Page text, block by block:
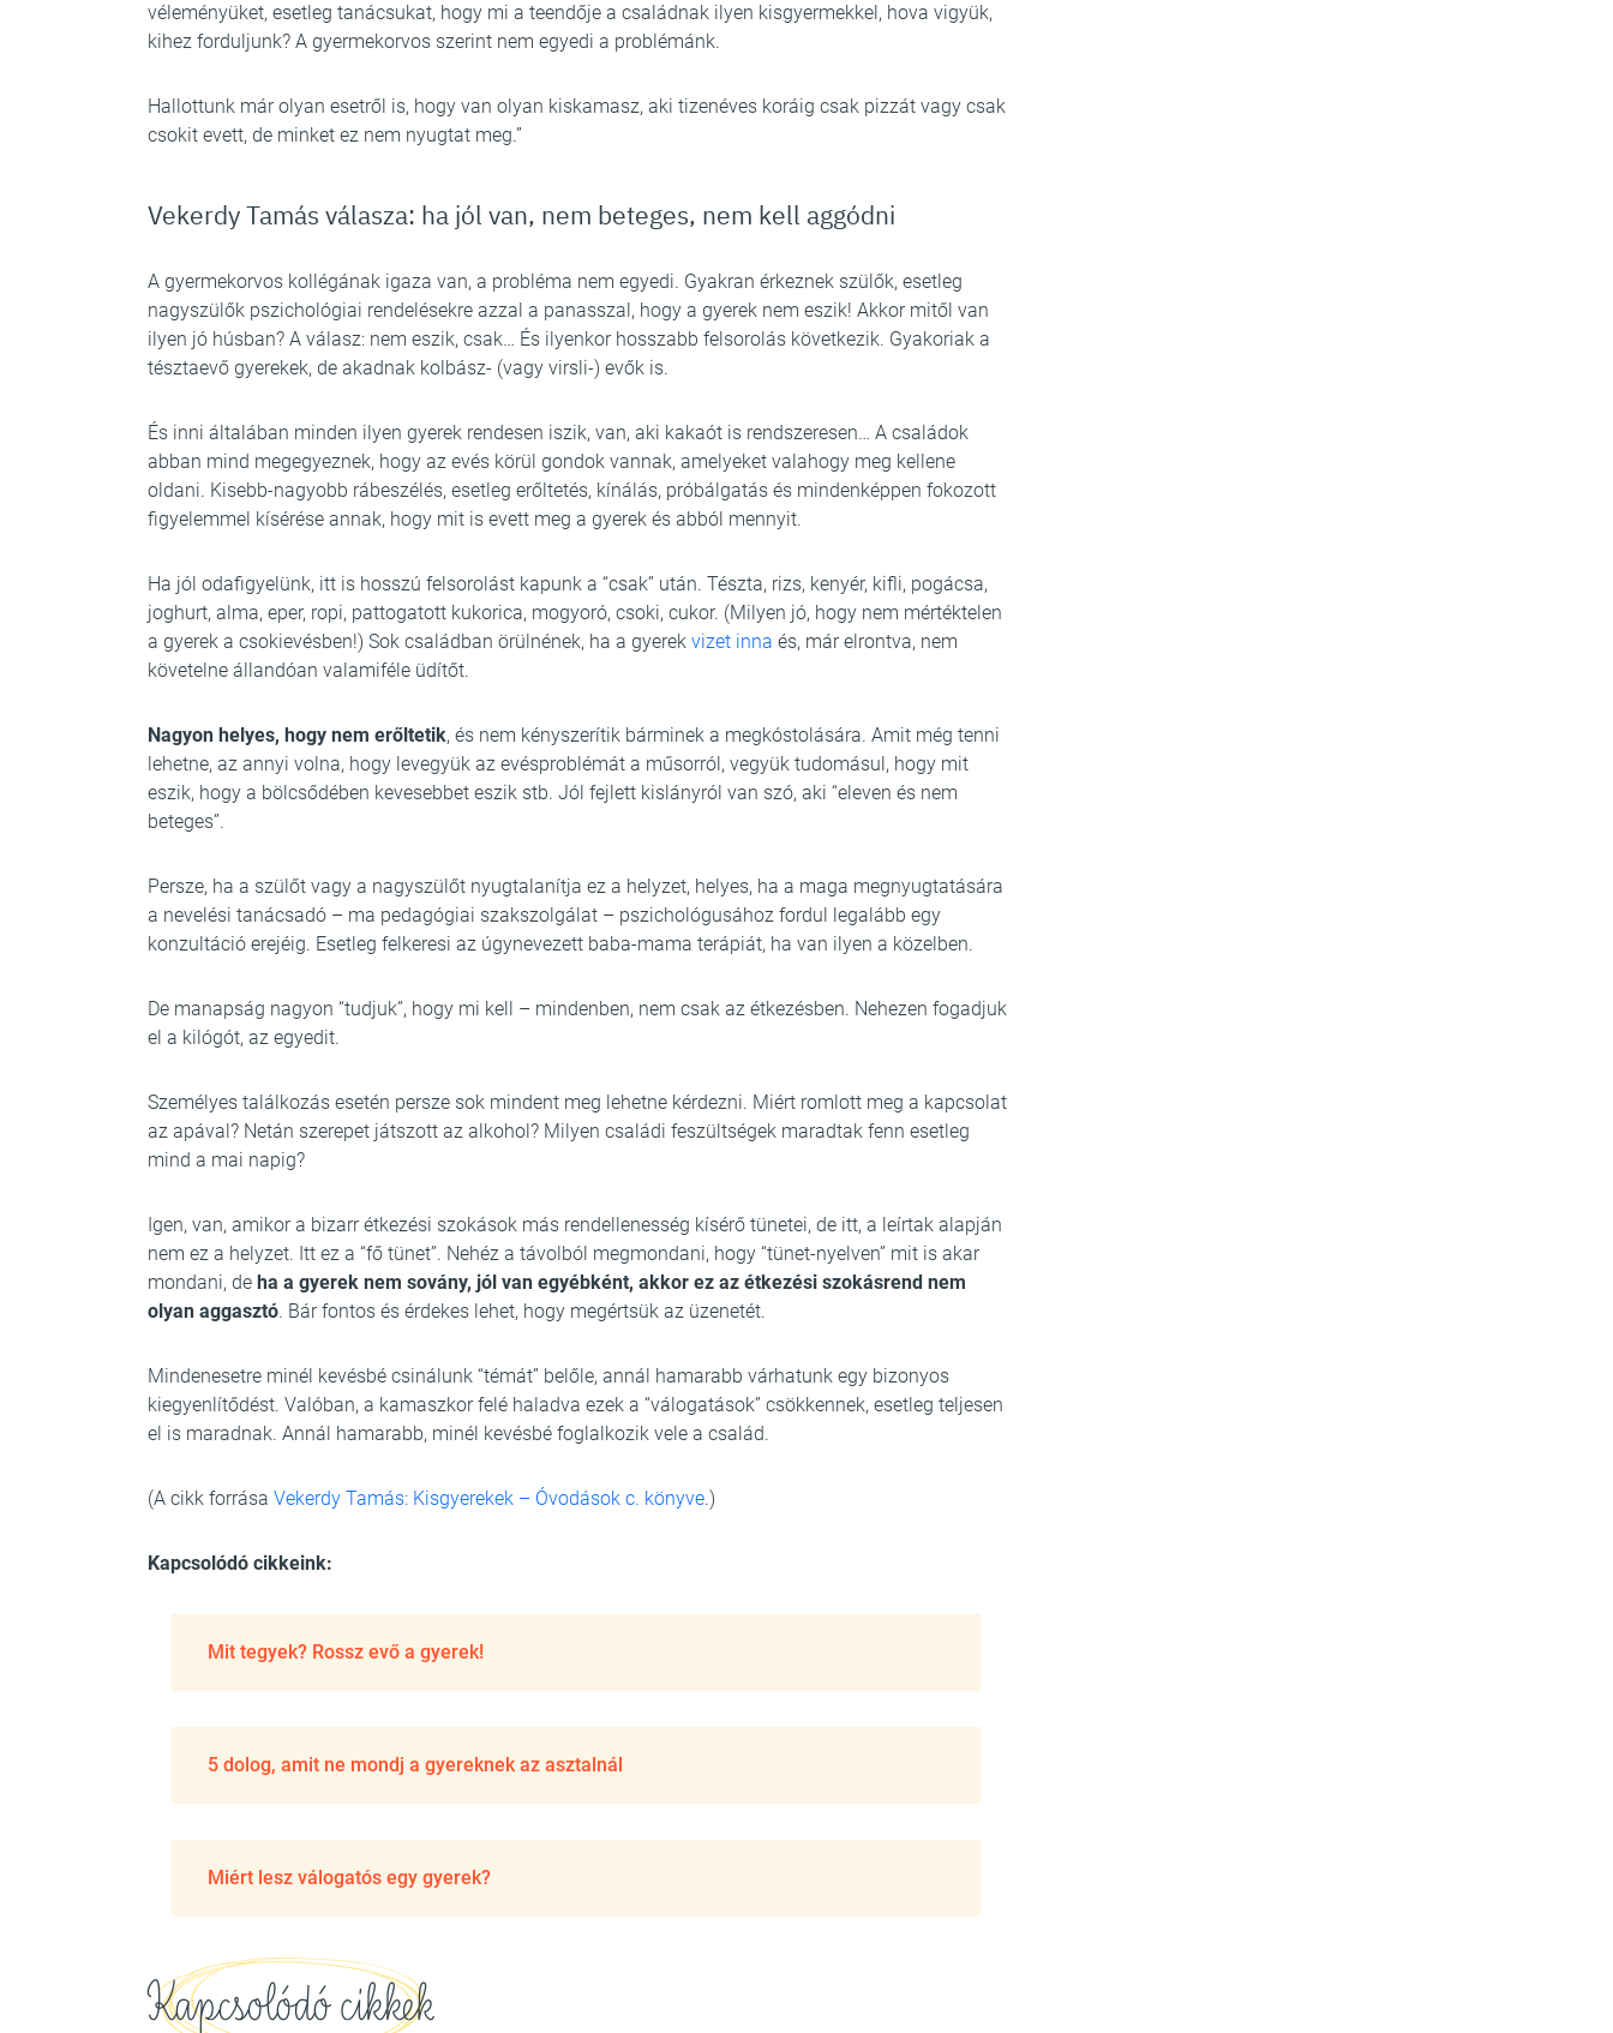
véleményüket, esetleg tanácsukat, hogy mi a teendője a családnak ilyen kisgyermekkel, hova vigyük,
kihez forduljunk? A gyermekorvos szerint nem egyedi a problémánk.
Hallottunk már olyan esetről is, hogy van olyan kiskamasz, aki tizenéves koráig csak pizzát vagy csak
csokit evett, de minket ez nem nyugtat meg.”
Vekerdy Tamás válasza: ha jól van, nem beteges, nem kell aggódni
A gyermekorvos kollégának igaza van, a probléma nem egyedi. Gyakran érkeznek szülők, esetleg
nagyszülők pszichológiai rendelésekre azzal a panasszal, hogy a gyerek nem eszik! Akkor mitől van
ilyen jó húsban? A válasz: nem eszik, csak… És ilyenkor hosszabb felsorolás következik. Gyakoriak a
tésztaevő gyerekek, de akadnak kolbász- (vagy virsli-) evők is.
És inni általában minden ilyen gyerek rendesen iszik, van, aki kakaót is rendszeresen… A családok
abban mind megegyeznek, hogy az evés körül gondok vannak, amelyeket valahogy meg kellene
oldani. Kisebb-nagyobb rábeszélés, esetleg erőltetés, kínálás, próbálgatás és mindenképpen fokozott
figyelemmel kísérése annak, hogy mit is evett meg a gyerek és abból mennyit.
Ha jól odafigyelünk, itt is hosszú felsorolást kapunk a “csak” után. Tészta, rizs, kenyér, kifli, pogácsa,
joghurt, alma, eper, ropi, pattogatott kukorica, mogyoró, csoki, cukor. (Milyen jó, hogy nem mértéktelen
a gyerek a csokievésben!) Sok családban örülnének, ha a gyerek vizet inna és, már elrontva, nem
követelne állandóan valamiféle üdítőt.
Nagyon helyes, hogy nem erőltetik, és nem kényszerítik bárminek a megkóstolására. Amit még tenni
lehetne, az annyi volna, hogy levegyük az evésproblémát a műsorról, vegyük tudomásul, hogy mit
eszik, hogy a bölcsődében kevesebbet eszik stb. Jól fejlett kislányról van szó, aki “eleven és nem
beteges”.
Persze, ha a szülőt vagy a nagyszülőt nyugtalanítja ez a helyzet, helyes, ha a maga megnyugtatására
a nevelési tanácsadó – ma pedagógiai szakszolgálat – pszichológusához fordul legalább egy
konzultáció erejéig. Esetleg felkeresi az úgynevezett baba-mama terápiát, ha van ilyen a közelben.
De manapság nagyon “tudjuk”, hogy mi kell – mindenben, nem csak az étkezésben. Nehezen fogadjuk
el a kilógót, az egyedit.
Személyes találkozás esetén persze sok mindent meg lehetne kérdezni. Miért romlott meg a kapcsolat
az apával? Netán szerepet játszott az alkohol? Milyen családi feszültségek maradtak fenn esetleg
mind a mai napig?
Igen, van, amikor a bizarr étkezési szokások más rendellenesség kísérő tünetei, de itt, a leírtak alapján
nem ez a helyzet. Itt ez a “fő tünet”. Nehéz a távolból megmondani, hogy “tünet-nyelven” mit is akar
mondani, de ha a gyerek nem sovány, jól van egyébként, akkor ez az étkezési szokásrend nem
olyan aggasztó. Bár fontos és érdekes lehet, hogy megértsük az üzenetét.
Mindenesetre minél kevésbé csinálunk “témát” belőle, annál hamarabb várhatunk egy bizonyos
kiegyenlítődést. Valóban, a kamaszkor felé haladva ezek a “válogatások” csökkennek, esetleg teljesen
el is maradnak. Annál hamarabb, minél kevésbé foglalkozik vele a család.
(A cikk forrása Vekerdy Tamás: Kisgyerekek – Óvodások c. könyve.)
Kapcsolódó cikkeink:
Mit tegyek? Rossz evő a gyerek!
5 dolog, amit ne mondj a gyereknek az asztalnál
Miért lesz válogatós egy gyerek?
Kapcsolódó cikkek